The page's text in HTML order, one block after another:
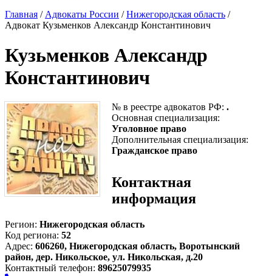
Главная / Адвокаты России /Нижегородская область /
Адвокат Кузьменков Александр Константинович
Кузьменков Александр
Константинович
№ в реестре адвокатов РФ: .
Основная специализация:
Уголовное право
Дополнительная специализация:
Гражданское право
Контактная
информация
Регион: Нижегородская область
Код региона: 52
Адрес: 606260, Нижегородская область, Воротынский
район, дер. Никольское, ул. Никольская, д.20
Контактный телефон: 89625079935